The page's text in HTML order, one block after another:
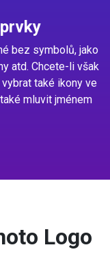
bez symbolů, jako
atd. Chcete-li však
také ikony ve
mluvit jménem
Logo